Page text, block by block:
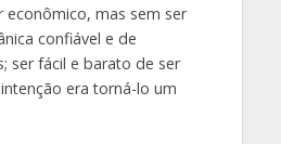
mas sem ser
confiável e de
ser fácil e barato de ser
era torná-lo um